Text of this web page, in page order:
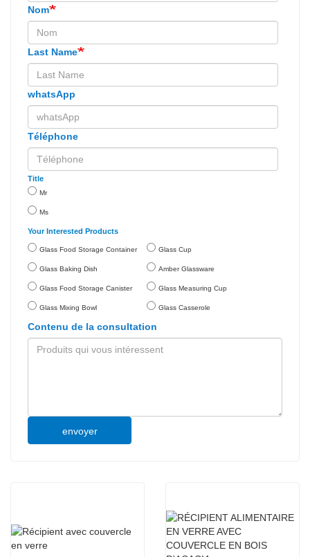
Nom
Last Name
whatsApp
Téléphone
Title
Mr
Ms
Your Interested Products
Glass Food Storage Container
Glass Baking Dish
Glass Food Storage Canister
Glass Mixing Bowl
Glass Cup
Amber Glassware
Glass Measuring Cup
Glass Casserole
Contenu de la consultation
envoyer